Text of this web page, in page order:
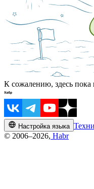
К сожалению, здесь
Настройка языка
© 2006–2026, Habr